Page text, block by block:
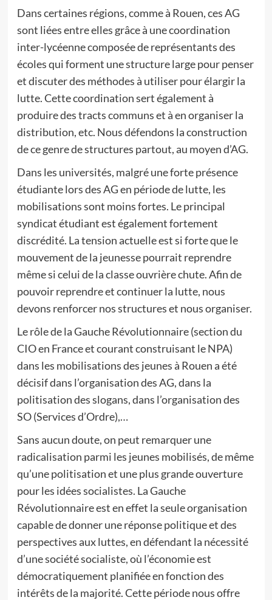
Dans certaines régions, comme à Rouen, ces AG
sont liées entre elles grâce à une coordination
inter-lycéenne composée de représentants des
écoles qui forment une structure large pour penser
et discuter des méthodes à utiliser pour élargir la
lutte. Cette coordination sert également à
produire des tracts communs et à en organiser la
distribution, etc. Nous défendons la construction
de ce genre de structures partout, au moyen d’AG.
Dans les universités, malgré une forte présence
étudiante lors des AG en période de lutte, les
mobilisations sont moins fortes. Le principal
syndicat étudiant est également fortement
discrédité. La tension actuelle est si forte que le
mouvement de la jeunesse pourrait reprendre
même si celui de la classe ouvrière chute. Afin de
pouvoir reprendre et continuer la lutte, nous
devons renforcer nos structures et nous organiser.
Le rôle de la Gauche Révolutionnaire (section du
CIO en France et courant construisant le NPA)
dans les mobilisations des jeunes à Rouen a été
décisif dans l’organisation des AG, dans la
politisation des slogans, dans l’organisation des
SO (Services d’Ordre),…
Sans aucun doute, on peut remarquer une
radicalisation parmi les jeunes mobilisés, de même
qu’une politisation et une plus grande ouverture
pour les idées socialistes. La Gauche
Révolutionnaire est en effet la seule organisation
capable de donner une réponse politique et des
perspectives aux luttes, en défendant la nécessité
d’une société socialiste, où l’économie est
démocratiquement planifiée en fonction des
intérêts de la majorité. Cette période nous offre